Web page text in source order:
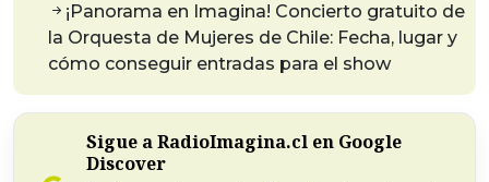
¡Panorama en Imagina! Concierto gratuito de
la Orquesta de Mujeres de Chile: Fecha, lugar y
cómo conseguir entradas para el show
Sigue a RadioImagina.cl en Google
Discover